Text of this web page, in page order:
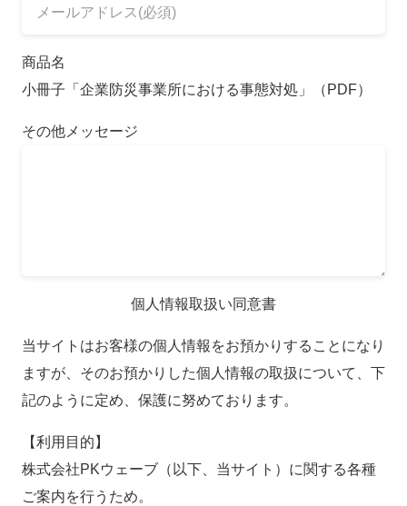
商品名
小冊子「企業防災事業所における事態対処」（PDF）
その他メッセージ
個人情報取扱い同意書
当サイトはお客様の個人情報をお預かりすることになり
ますが、そのお預かりした個人情報の取扱について、下
記のように定め、保護に努めております。
【利用目的】
株式会社PKウェーブ（以下、当サイト）に関する各種
ご案内を行うため。